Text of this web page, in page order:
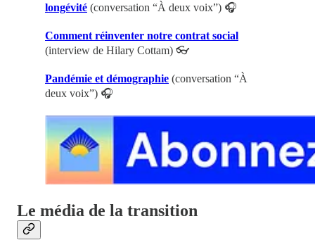
longévité (conversation “À deux voix”) 🎧
Comment réinventer notre contrat social
(interview de Hilary Cottam) 👓
Pandémie et démographie (conversation “À
deux voix”) 🎧
Le média de la transition